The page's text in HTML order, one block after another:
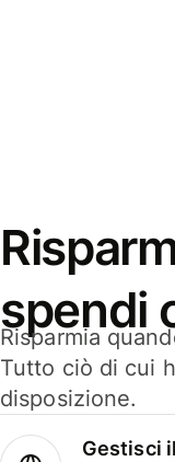
spendi
Risparmia
Tutto ciò di cui
disposizione.
Gestisci